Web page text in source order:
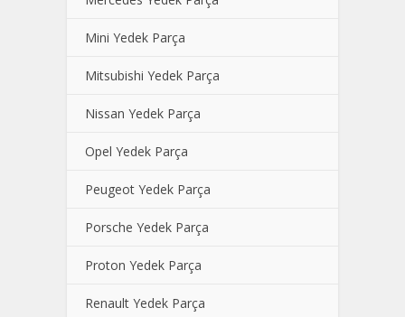
Mini Yedek Parça
Mitsubishi Yedek Parça
Nissan Yedek Parça
Opel Yedek Parça
Peugeot Yedek Parça
Porsche Yedek Parça
Proton Yedek Parça
Renault Yedek Parça